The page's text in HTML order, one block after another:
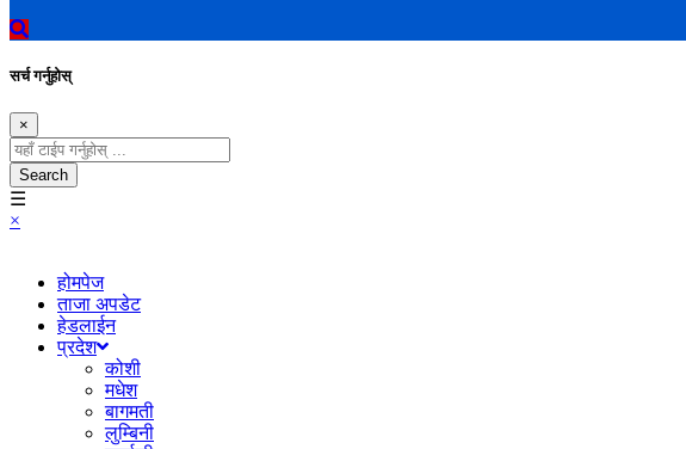
सर्च गर्नुहोस्
×
Search
☰
×
होमपेज
ताजा अपडेट
हेडलाईन
प्रदेश
कोशी
मधेश
बागमती
लुम्बिनी